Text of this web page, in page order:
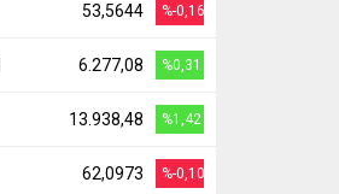
53,5644 %-0,16
6.277,08 %0,31
13.938,48 %1,42
62,0973 %-0,10